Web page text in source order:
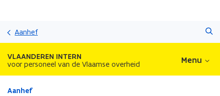
inhoud
Aanhef
VLAANDEREN INTERN
voor personeel van de Vlaamse overheid Menu
Gedaan
Aanhef